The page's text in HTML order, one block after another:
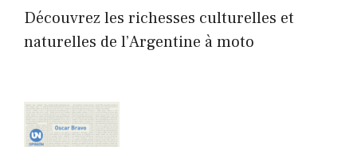
Découvrez les richesses culturelles et
naturelles de l’Argentine à moto